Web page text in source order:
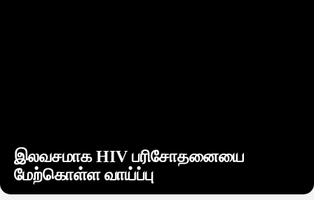
இலவசமாக HIV பரிசோதனையை
மேற்கொள்ள வாய்ப்பு